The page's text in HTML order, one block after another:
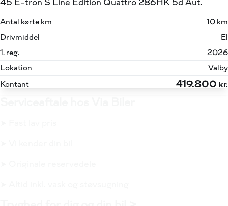
45 E-tron S Line Edition Quattro 286HK 5d Aut.
Antal kørte km
10 km
Drivmiddel
El
1. reg.
2026
Lokation
Valby
Kontant
419.800 kr.